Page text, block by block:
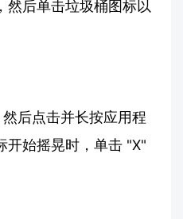
然后单击垃圾桶图标以
后点击并长按应用程
开始摇晃时，单击 "X"